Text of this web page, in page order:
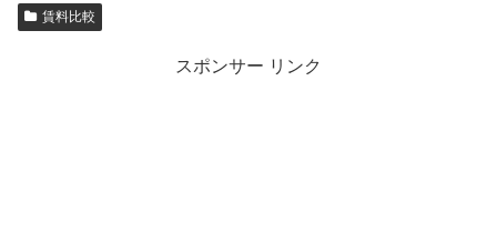
賃料比較
スポンサー リンク